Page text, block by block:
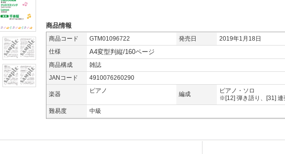
商品情報
商品コード GTM01096722 発売日
2019年1月18日
仕様
A4変型判縦/160ページ
商品構成
雑誌
JANコード
4910076260290
楽器 ピアノ 編成
ピアノ・ソロ
※[12] 弾き語り、[31] 連
難易度
中級